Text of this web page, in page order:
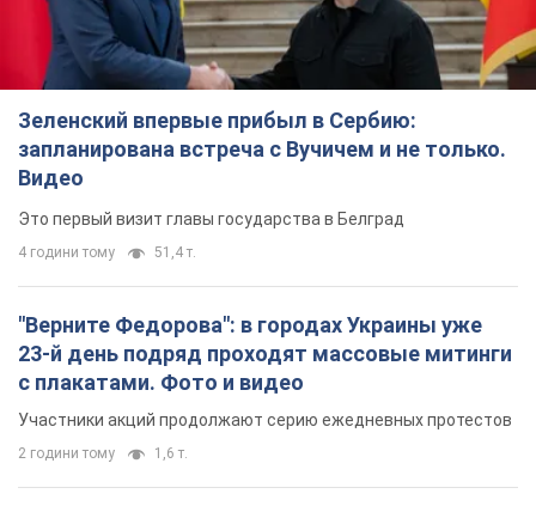
Зеленский впервые прибыл в Сербию:
запланирована встреча с Вучичем и не только.
Видео
Это первый визит главы государства в Белград
4 години тому 51,4 т.
"Верните Федорова": в городах Украины уже
23-й день подряд проходят массовые митинги
с плакатами. Фото и видео
Участники акций продолжают серию ежедневных протестов